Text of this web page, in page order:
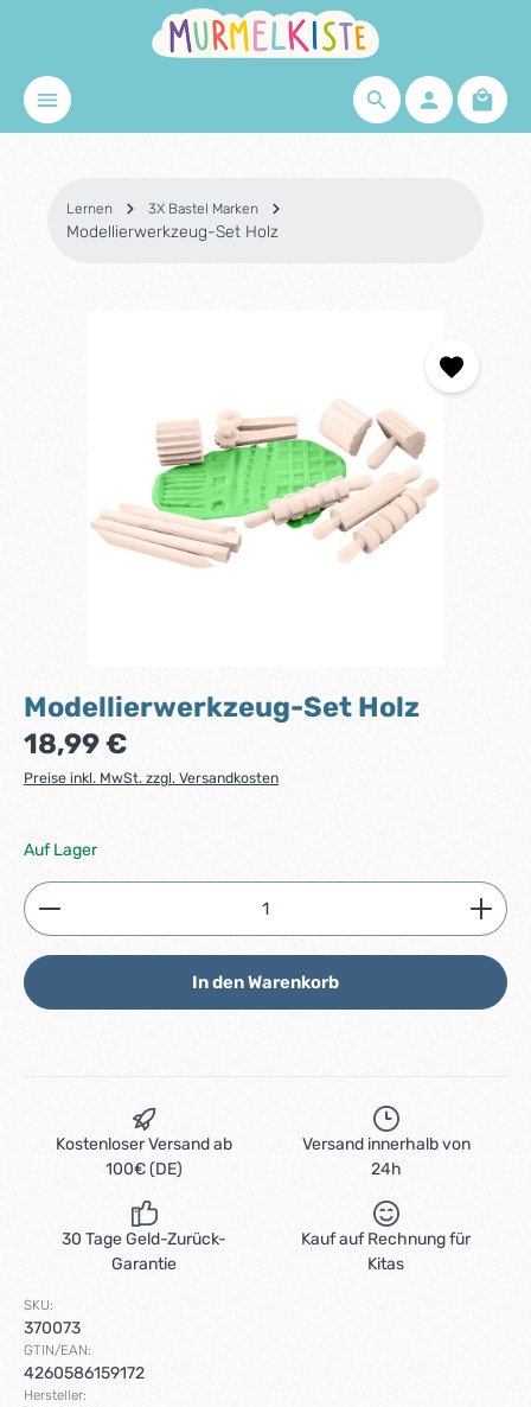
Zum Hauptinhalt springen
Lernen 3X Bastel Marken
Modellierwerkzeug-Set Holz
Modellierwerkzeug-Set Holz
Regulärer Preis:
18,99 €
Preise inkl. MwSt. zzgl. Versandkosten
Auf Lager
Produkt Anzahl: Gib den gewünschten Wert ein
In den Warenkorb
Kostenloser Versand ab
100€ (DE)
Versand innerhalb von
24h
30 Tage Geld-Zurück-
Garantie
Kauf auf Rechnung für
Kitas
SKU:
370073
GTIN/EAN:
4260586159172
Hersteller: